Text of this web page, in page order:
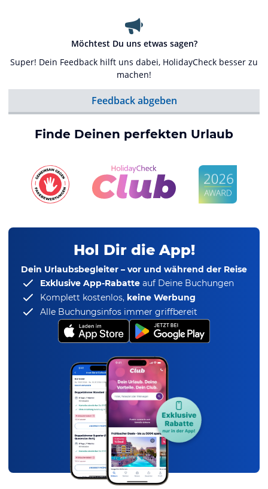
Möchtest Du uns etwas sagen?
Super! Dein Feedback hilft uns dabei, HolidayCheck besser zu
machen!
Feedback abgeben
Finde Deinen perfekten Urlaub
Hol Dir die App!
Dein Urlaubsbegleiter – vor und während der Reise
Exklusive App-Rabatte auf Deine Buchungen
Komplett kostenlos, keine Werbung
Alle Buchungsinfos immer griffbereit